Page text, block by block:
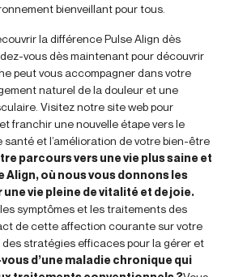
bienveillant pour tous.
la différence Pulse Align dès
vous dès maintenant pour découvrir
peut vous accompagner dans votre
naturel de la douleur et une
Visitez notre site web pour
franchir une nouvelle étape vers le
et l’amélioration de votre bien-être
parcours vers une vie plus saine et
Align, où nous vous donnons les
une vie pleine de vitalité et de joie.
symptômes et les traitements des
de cette affection courante sur votre
stratégies efficaces pour la gérer et
d’une maladie chronique qui